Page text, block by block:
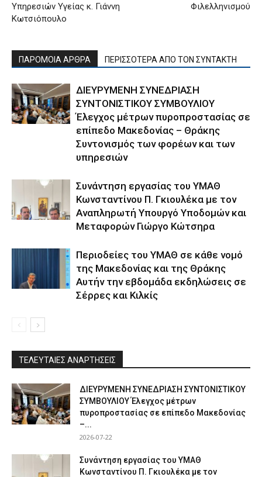
Υπηρεσιών Υγείας κ. Γιάννη
Κωτσιόπουλο
Φιλελληνισμού
ΠΑΡΟΜΟΙΑ ΑΡΘΡΑ ΠΕΡΙΣΣΟΤΕΡΑ ΑΠΟ ΤΟΝ ΣΥΝΤΑΚΤΗ
ΔΙΕΥΡΥΜΕΝΗ ΣΥΝΕΔΡΙΑΣΗ
ΣΥΝΤΟΝΙΣΤΙΚΟΥ ΣΥΜΒΟΥΛΙΟΥ
Έλεγχος μέτρων πυροπροστασίας σε
επίπεδο Μακεδονίας – Θράκης
Συντονισμός των φορέων και των
υπηρεσιών
Συνάντηση εργασίας του ΥΜΑΘ
Κωνσταντίνου Π. Γκιουλέκα με τον
Αναπληρωτή Υπουργό Υποδομών και
Μεταφορών Γιώργο Κώτσηρα
Περιοδείες του ΥΜΑΘ σε κάθε νομό
της Μακεδονίας και της Θράκης
Αυτήν την εβδομάδα εκδηλώσεις σε
Σέρρες και Κιλκίς
ΤΕΛΕΥΤΑΙΕΣ ΑΝΑΡΤΗΣΕΙΣ
ΔΙΕΥΡΥΜΕΝΗ ΣΥΝΕΔΡΙΑΣΗ ΣΥΝΤΟΝΙΣΤΙΚΟΥ
ΣΥΜΒΟΥΛΙΟΥ Έλεγχος μέτρων
πυροπροστασίας σε επίπεδο Μακεδονίας
–...
2026-07-22
Συνάντηση εργασίας του ΥΜΑΘ
Κωνσταντίνου Π. Γκιουλέκα με τον